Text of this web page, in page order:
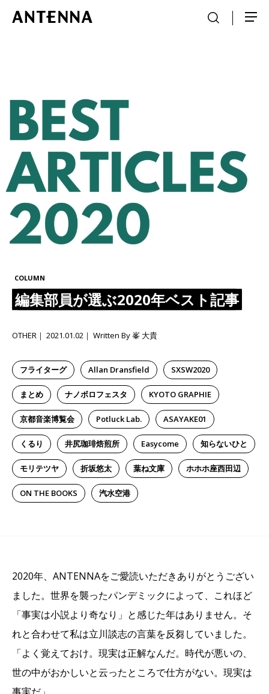
COLUMN
編集部員が選ぶ2020年ベスト記事
フライターグ Allan Dransfield SXSW2020
まとめ ナノボロフェスタ KYOTO GRAPHIE
京都音楽博覧会 Potluck Lab. ASAYAKE01
くるり 井尻珈琲焙煎所 Easycome 知らないひと
モリテツヤ 折坂悠太 葉ね文庫 ホホホ座西田辺
ON THE BOOKS 汽水空港
OTHER 2021.01.02 Written By 峯 大貴
2020年、ANTENNAをご愛読いただきありがとうござい
ました。世界を襲ったパンデミックによって、これほど
「事実は小説より奇なり」と感じた年はありません。そ
れと合わせて私は立川談志の言葉を反芻していました。
「よく覚えておけ。現実は正解なんだ。時代が悪いの、
世の中がおかしいと云ったところで仕方がない。現実は